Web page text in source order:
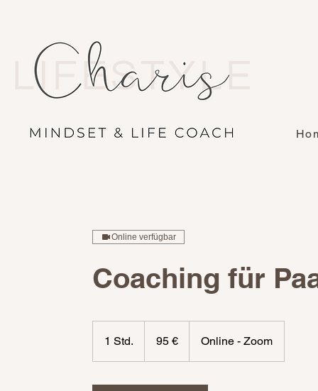
Online verfügbar
Coaching für
1 Std.
S
95 € Online - Zoom